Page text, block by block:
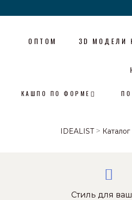
ОПТОМ 3D МОДЕЛИ
КАШПО ПО ФОРМЕ
IDEALIST>
Стиль для